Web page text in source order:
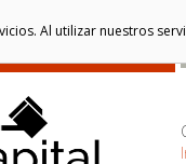
Al utilizar nuestros